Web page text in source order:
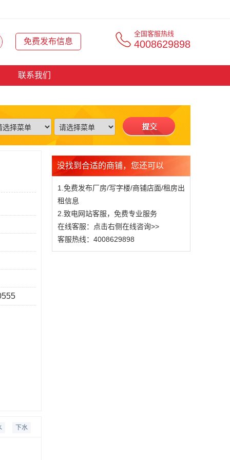
免费发布信息
全国客服热线
4008629898
联系我们
下水
没找到合适的商铺，您还可以
1.免费发布厂房/写字楼/商铺店面/租房出
租信息
2.致电网站客服，免费专业服务
在线客服：点击右侧在线咨询>>
客服热线：4008629898